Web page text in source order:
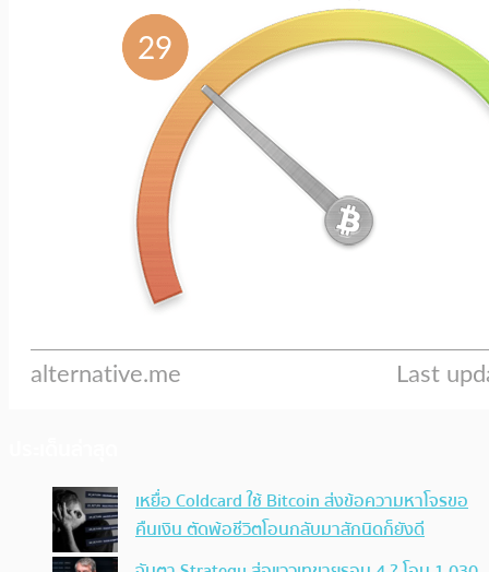
เหยื่อ Coldcard ใช้ Bitcoin ส่งข้อความหาโจรขอ
คืนเงิน ตัดพ้อชีวิตโอนกลับมาสักนิดก็ยังดี